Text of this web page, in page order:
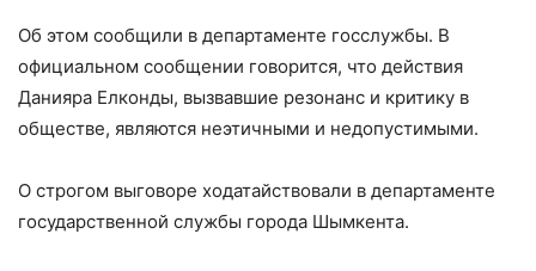
Об этом сообщили в департаменте госслужбы. В
официальном сообщении говорится, что действия
Данияра Елконды, вызвавшие резонанс и критику в
обществе, являются неэтичными и недопустимыми.
О строгом выговоре ходатайствовали в департаменте
государственной службы города Шымкента.